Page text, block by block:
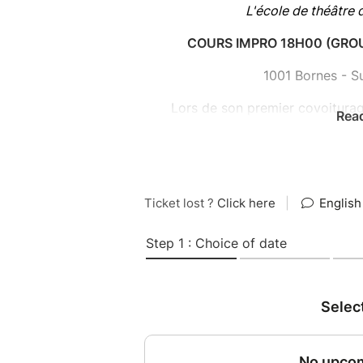
L'école de théâtre
COURS IMPRO 18H00
1001 Bornes -
Lors de son premier
rencontre des passagers
tous vécus et qui nous
À leur arrivée, les spectateurs et
post-it, en trois lignes, une
Le